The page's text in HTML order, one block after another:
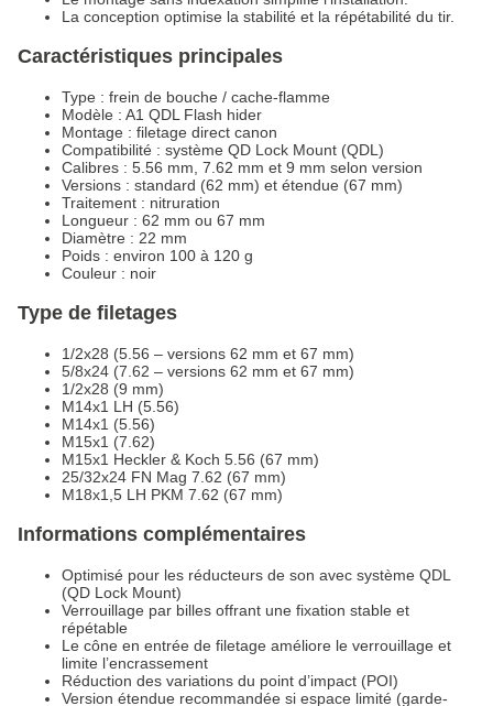
La conception optimise la stabilité et la répétabilité du tir.
Caractéristiques principales
Type : frein de bouche / cache-flamme
Modèle : A1 QDL Flash hider
Montage : filetage direct canon
Compatibilité : système QD Lock Mount (QDL)
Calibres : 5.56 mm, 7.62 mm et 9 mm selon version
Versions : standard (62 mm) et étendue (67 mm)
Traitement : nitruration
Longueur : 62 mm ou 67 mm
Diamètre : 22 mm
Poids : environ 100 à 120 g
Couleur : noir
Type de filetages
1/2x28 (5.56 – versions 62 mm et 67 mm)
5/8x24 (7.62 – versions 62 mm et 67 mm)
1/2x28 (9 mm)
M14x1 LH (5.56)
M14x1 (5.56)
M15x1 (7.62)
M15x1 Heckler & Koch 5.56 (67 mm)
25/32x24 FN Mag 7.62 (67 mm)
M18x1,5 LH PKM 7.62 (67 mm)
Informations complémentaires
Optimisé pour les réducteurs de son avec système QDL
(QD Lock Mount)
Verrouillage par billes offrant une fixation stable et
répétable
Le cône en entrée de filetage améliore le verrouillage et
limite l’encrassement
Réduction des variations du point d’impact (POI)
Version étendue recommandée si espace limité (garde-